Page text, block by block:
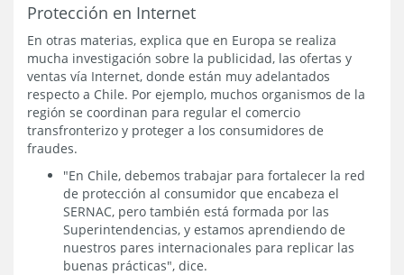
Protección en Internet
En otras materias, explica que en Europa se realiza
mucha investigación sobre la publicidad, las ofertas y
ventas vía Internet, donde están muy adelantados
respecto a Chile. Por ejemplo, muchos organismos de la
región se coordinan para regular el comercio
transfronterizo y proteger a los consumidores de
fraudes.
"En Chile, debemos trabajar para fortalecer la red
de protección al consumidor que encabeza el
SERNAC, pero también está formada por las
Superintendencias, y estamos aprendiendo de
nuestros pares internacionales para replicar las
buenas prácticas", dice.